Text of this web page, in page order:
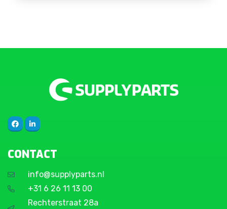
CONTACT
info@supplyparts.nl
+31 6 26 11 13 00
Rechterstraat 28a